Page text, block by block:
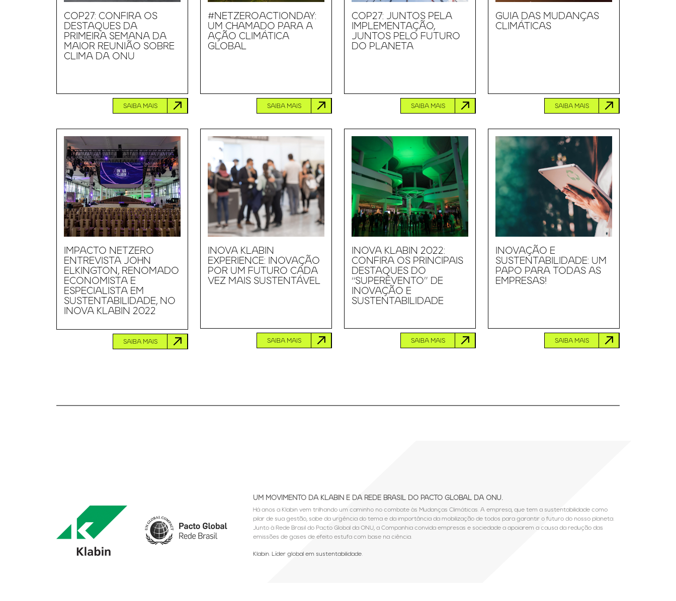
COP27: CONFIRA OS
DESTAQUES DA
PRIMEIRA SEMANA DA
MAIOR REUNIÃO SOBRE
CLIMA DA ONU
SAIBA MAIS
#NETZEROACTIONDAY:
UM CHAMADO PARA A
AÇÃO CLIMÁTICA
GLOBAL
SAIBA MAIS
COP27: JUNTOS PELA
IMPLEMENTAÇÃO,
JUNTOS PELO FUTURO
DO PLANETA
SAIBA MAIS
GUIA DAS MUDANÇAS
CLIMÁTICAS
SAIBA MAIS
IMPACTO NETZERO
ENTREVISTA JOHN
ELKINGTON, RENOMADO
ECONOMISTA E
ESPECIALISTA EM
SUSTENTABILIDADE, NO
INOVA KLABIN 2022
SAIBA MAIS
INOVA KLABIN
EXPERIENCE: INOVAÇÃO
POR UM FUTURO CADA
VEZ MAIS SUSTENTÁVEL
SAIBA MAIS
INOVA KLABIN 2022:
CONFIRA OS PRINCIPAIS
DESTAQUES DO
“SUPEREVENTO” DE
INOVAÇÃO E
SUSTENTABILIDADE
SAIBA MAIS
INOVAÇÃO E
SUSTENTABILIDADE: UM
PAPO PARA TODAS AS
EMPRESAS!
SAIBA MAIS
UM MOVIMENTO DA KLABIN E DA REDE BRASIL DO PACTO GLOBAL DA ONU.
Há anos a Klabin vem trilhando um caminho no combate às Mudanças Climáticas. A empresa, que tem a sustentabilidade como
pilar de sua gestão, sabe da urgência do tema e da importância da mobilização de todos para garantir o futuro do nosso planeta.
Junto à Rede Brasil do Pacto Global da ONU, a Companhia convida empresas e sociedade a apoiarem a causa da redução das
emissões de gases de efeito estufa com base na ciência.
Klabin. Líder global em sustentabilidade.